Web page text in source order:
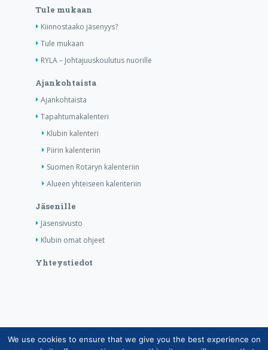
Tule mukaan
Kiinnostaako jäsenyys?
Tule mukaan
RYLA – Johtajuuskoulutus nuorille
Ajankohtaista
Ajankohtaista
Tapahtumakalenteri
Klubin kalenteri
Piirin kalenteriin
Suomen Rotaryn kalenteriin
Alueen yhteiseen kalenteriin
Jäsenille
Jäsensivusto
Klubin omat ohjeet
Yhteystiedot
Copyright © Suomen Rotarypalvelu ry 2026 |
We use cookies to ensure that we give you the best experience on